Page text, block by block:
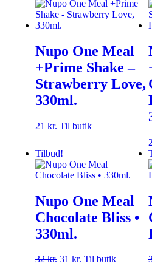
Nupo One Meal
+Prime Shake –
Strawberry Love,
330ml.
21 kr. Til butik
Tilbud!
Nupo One Meal
Chocolate Bliss •
330ml.
32kr. 31 kr. Til butik